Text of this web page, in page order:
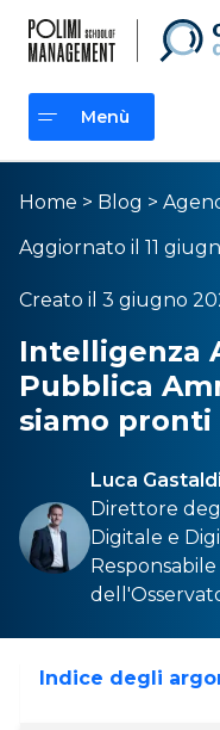
Menù
Menù
Home > Blog >
Aggiornato il 11
Creato il 3 giugno
Intelligenza
Pubblica
siamo pronti
Luca Gastaldi
Direttore
Digital e e
Indice degli